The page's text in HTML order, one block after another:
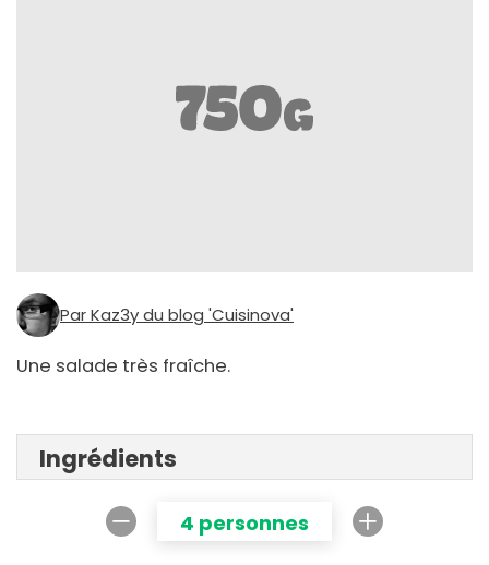
Par Kaz3y du blog 'Cuisinova'
Une salade très fraîche.
Ingrédients
4 personnes